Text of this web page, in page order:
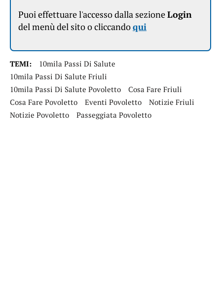
Puoi effettuare l'accesso dalla sezioneLogin
del menù del sito o cliccandoqui
TEMI:
10mila Passi Di Salute
10mila Passi Di Salute Friuli
10mila Passi Di Salute Povoletto
Cosa Fare Friuli
Cosa Fare Povoletto
Eventi Povoletto
Notizie Friuli
Notizie Povoletto
Passeggiata Povoletto